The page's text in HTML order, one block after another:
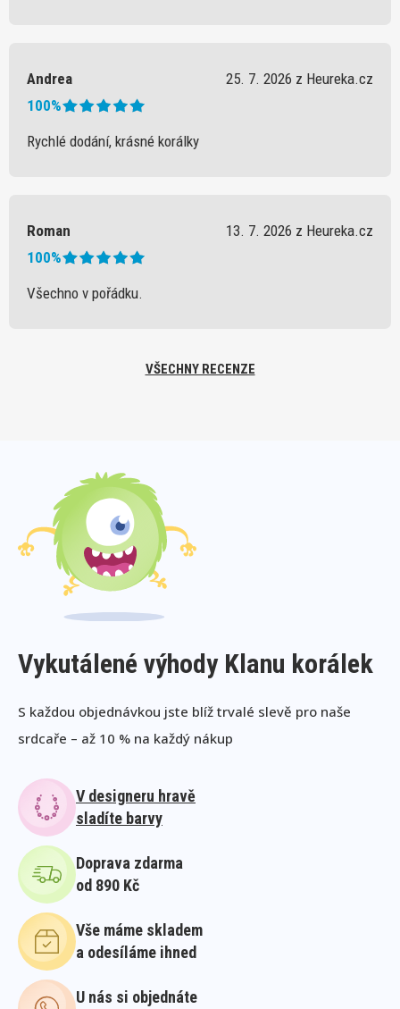
Andrea
25. 7. 2026 z Heureka.cz
100%
Rychlé dodání, krásné korálky
Roman
13. 7. 2026 z Heureka.cz
100%
Všechno v pořádku.
VŠECHNY RECENZE
Vykutálené výhody Klanu korálek
S každou objednávkou jste blíž trvalé slevě pro naše
srdcaře – až 10 % na každý nákup
V designeru hravě
sladíte barvy
Doprava zdarma
od 890 Kč
Vše máme skladem
a odesíláme ihned
U nás si objednáte